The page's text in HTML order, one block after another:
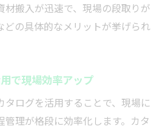
材搬入が迅速で、現場の段取りが
どの具体的なメリットが挙げられ
で現場効率アップ
タログを活用することで、現場に
管理が格段に効率化します。カタ